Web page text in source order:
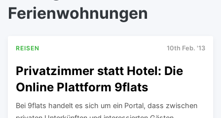
Ferienwohnungen
REISEN 10th Feb. '13
Privatzimmer statt Hotel: Die
Online Plattform 9flats
Bei 9flats handelt es sich um ein Portal, dass zwischen